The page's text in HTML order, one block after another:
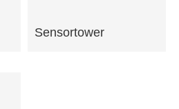
Sensortower